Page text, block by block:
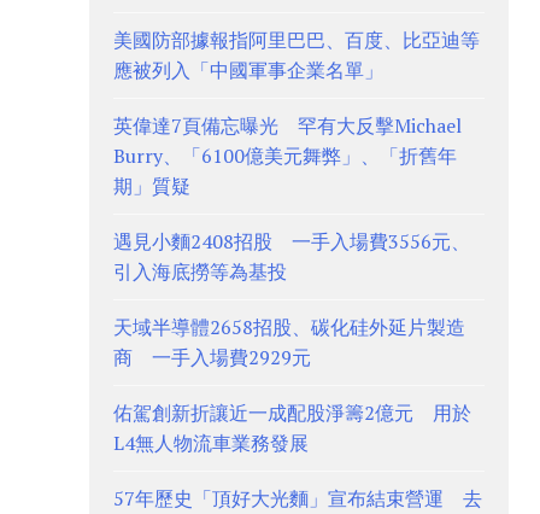
美國防部據報指阿里巴巴、百度、比亞迪等
應被列入「中國軍事企業名單」
英偉達7頁備忘曝光 罕有大反擊Michael
Burry、「6100億美元舞弊」、「折舊年
期」質疑
遇見小麵2408招股 一手入場費3556元、
引入海底撈等為基投
天域半導體2658招股、碳化硅外延片製造
商 一手入場費2929元
佑駕創新折讓近一成配股淨籌2億元 用於
L4無人物流車業務發展
57年歷史「頂好大光麵」宣布結束營運 去